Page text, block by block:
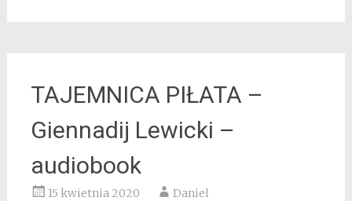
TAJEMNICA PIŁATA –
Giennadij Lewicki –
audiobook
15 kwietnia 2020 Daniel